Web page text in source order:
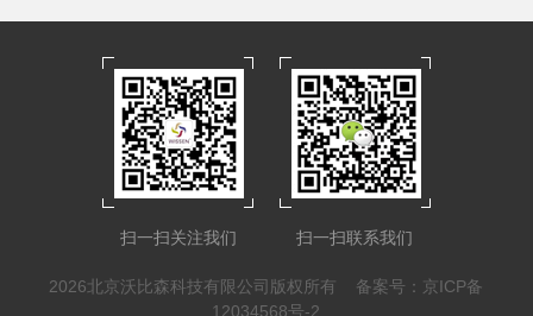
扫一扫关注我们 扫一扫联系我们
2026北京沃比森科技有限公司版权所有 备案号：京ICP备
12034568号-2